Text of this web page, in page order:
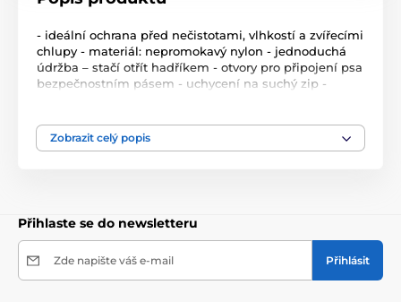
- ideální ochrana před nečistotami, vlhkostí a zvířecími
chlupy - materiál: nepromokavý nylon - jednoduchá
údržba – stačí otřít hadříkem - otvory pro připojení psa
bezpečnostním pásem - uchycení na suchý zip -
49×75 cm (k použití také jako výklopná bariera) -
velikost: 121×153 cm (uvedená velikost bez bočnic) -
Zobrazit celý popis
Přihlaste se do newsletteru
Zde napište váš e-mail Přihlásit